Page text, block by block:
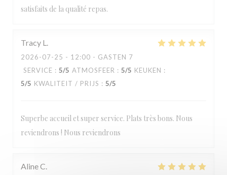
satisfaits de la qualité repas.
Tracy L
2026-07-25 - 12:00 - GASTEN 7
SERVICE : 5/5 ATMOSFEER : 5/5 KEUKEN :
5/5 KWALITEIT / PRIJS : 5/5
Superbe accueil et super service. Plats très bons. Nous
reviendrons ! Nous reviendrons
AlineC